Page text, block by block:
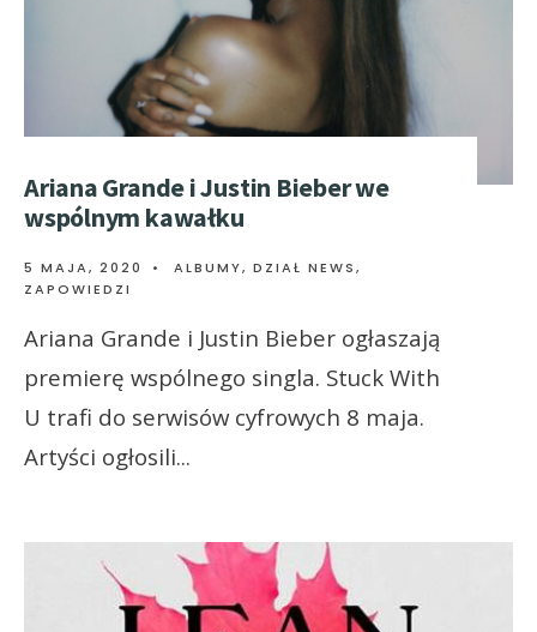
Ariana Grande i Justin Bieber we
wspólnym kawałku
5 MAJA, 2020 • ALBUMY, DZIAŁ NEWS,
ZAPOWIEDZI
Ariana Grande i Justin Bieber ogłaszają
premierę wspólnego singla. Stuck With
U trafi do serwisów cyfrowych 8 maja.
Artyści ogłosili...